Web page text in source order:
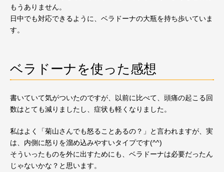
もうありません。
日中でも対応できるように、ベラドーナの大瓶を持ち歩いていま
す。
ベラドーナを使った感想
書いていて気がついたのですが、以前に比べて、頭痛の起こる回
数はとても減りましたし、症状も軽くなりました。
私はよく「菊山さんでも怒ることあるの？」と言われますが、実
は、内側に怒りを溜め込みやすいタイプです(^^)
そういったものを外に出すためにも、ベラドーナは必要だったん
じゃないかな？と思います。